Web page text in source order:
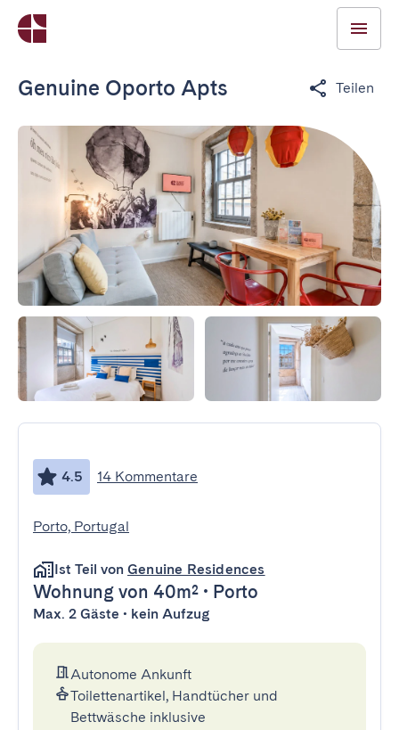
Genuine Oporto Apts Teilen
4.5 14 Kommentare
Porto, Portugal
Ist Teil von Genuine Residences
Wohnung von 40m² • Porto
Max. 2 Gäste • kein Aufzug
Autonome Ankunft
Toilettenartikel, Handtücher und
Bettwäsche inklusive